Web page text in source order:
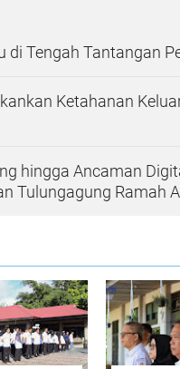
di Tengah Tantangan
Ketahanan
hingga Ancaman
Tulungagung Ramah